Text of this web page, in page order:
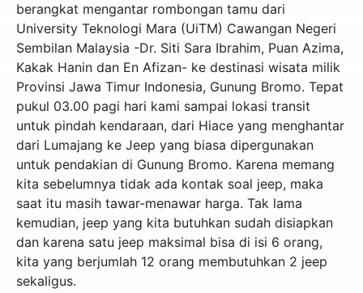
berangkat mengantar rombongan tamu dari
University Teknologi Mara (UiTM) Cawangan Negeri
Sembilan Malaysia -Dr. Siti Sara Ibrahim, Puan Azima,
Kakak Hanin dan En Afizan- ke destinasi wisata milik
Provinsi Jawa Timur Indonesia, Gunung Bromo. Tepat
pukul 03.00 pagi hari kami sampai lokasi transit
untuk pindah kendaraan, dari Hiace yang menghantar
dari Lumajang ke Jeep yang biasa dipergunakan
untuk pendakian di Gunung Bromo. Karena memang
kita sebelumnya tidak ada kontak soal jeep, maka
saat itu masih tawar-menawar harga. Tak lama
kemudian, jeep yang kita butuhkan sudah disiapkan
dan karena satu jeep maksimal bisa di isi 6 orang,
kita yang berjumlah 12 orang membutuhkan 2 jeep
sekaligus.